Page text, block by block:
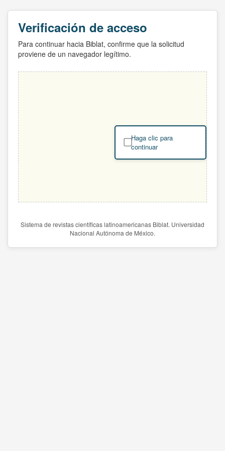
Verificación de acceso
Para continuar hacia Biblat, confirme que la solicitud
proviene de un navegador legítimo.
Haga clic para
continuar
Sistema de revistas científicas latinoamericanas Biblat. Universidad
Nacional Autónoma de México.